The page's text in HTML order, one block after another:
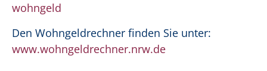
wohngeld
Den Wohngeldrechner finden Sie unter:
www.wohngeldrechner.nrw.de